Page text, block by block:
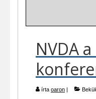
NVDA a
írta oaron